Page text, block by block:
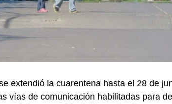
extendió la cuarentena hasta el 28 de
vías de comunicación habilitadas para